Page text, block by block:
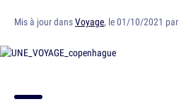
Mis à jour dansVoyage, le 01/10/2021 par